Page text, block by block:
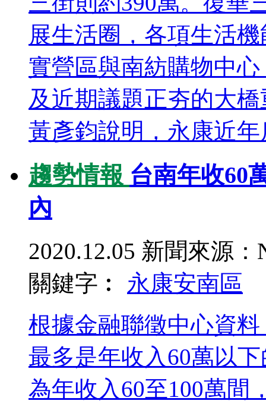
展生活圈，各項生活
實營區與南紡購物中
及近期議題正夯的大
黃彥鈞說明，永康近
趨勢情報 台南年收60
內
2020.12.05 新聞來源：
關鍵字︰ 永康安南區
根據金融聯徵中心資
最多是年收入60萬以
為年收入60至100萬間